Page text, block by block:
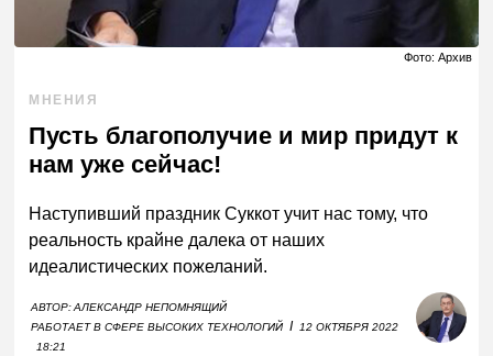
Фото: Архив
МНЕНИЯ
Пусть благополучие и мир придут к
нам уже сейчас!
Наступивший праздник Суккот учит нас тому, что
реальность крайне далека от наших
идеалистических пожеланий.
АВТОР:АЛЕКСАНДР НЕПОМНЯЩИЙ
РАБОТАЕТ В СФЕРЕ ВЫСОКИХ ТЕХНОЛОГИЙ I
12 ОКТЯБРЯ 2022
18:21